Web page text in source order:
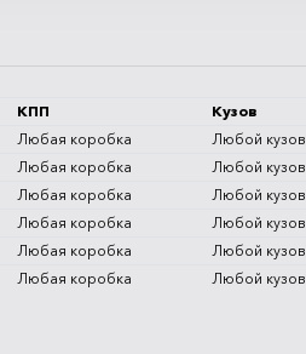
КПП
Кузов
Любая коробка
Любой кузов
Любая коробка
Любой кузов
Любая коробка
Любой кузов
Любая коробка
Любой кузов
Любая коробка
Любой кузов
Любая коробка Любой кузов